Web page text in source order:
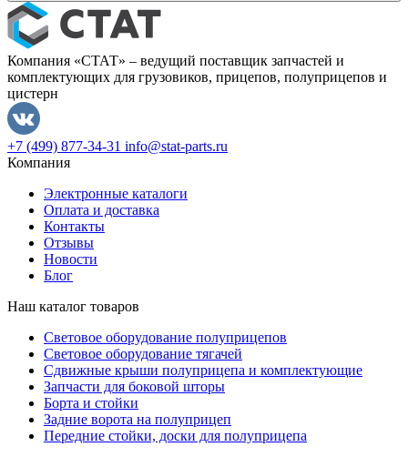
Компания «СТАТ» – ведущий поставщик запчастей и
комплектующих для грузовиков, прицепов, полуприцепов и
цистерн
+7 (499) 877-34-31 info@stat-parts.ru
Компания
Электронные каталоги
Оплата и доставка
Контакты
Отзывы
Новости
Блог
Наш каталог товаров
Световое оборудование полуприцепов
Световое оборудование тягачей
Сдвижные крыши полуприцепа и комплектующие
Запчасти для боковой шторы
Борта и стойки
Задние ворота на полуприцеп
Передние стойки, доски для полуприцепа